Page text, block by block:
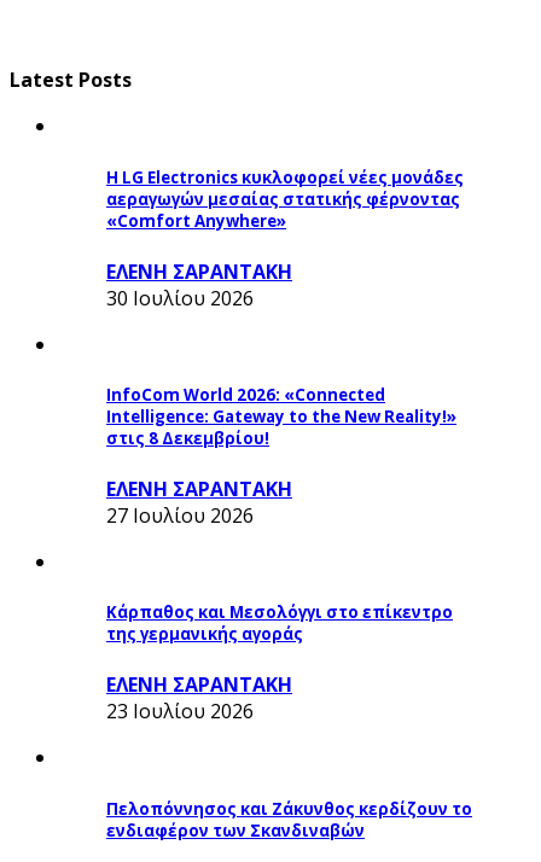
Latest Posts
Η LG Electronics κυκλοφορεί νέες μονάδες
αεραγωγών μεσαίας στατικής φέρνοντας
«Comfort Anywhere»
ΕΛΕΝΗ ΣΑΡΑΝΤΑΚΗ
30 Ιουλίου 2026
InfoCom World 2026: «Connected
Intelligence: Gateway to the New Reality!»
στις 8 Δεκεμβρίου!
ΕΛΕΝΗ ΣΑΡΑΝΤΑΚΗ
27 Ιουλίου 2026
Κάρπαθος και Μεσολόγγι στο επίκεντρο
της γερμανικής αγοράς
ΕΛΕΝΗ ΣΑΡΑΝΤΑΚΗ
23 Ιουλίου 2026
Πελοπόννησος και Ζάκυνθος κερδίζουν το
ενδιαφέρον των Σκανδιναβών